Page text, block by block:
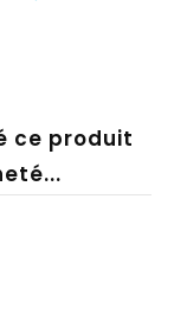
ce produit